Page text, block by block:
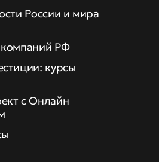
России и мира
РФ
курсы
с Онлайн